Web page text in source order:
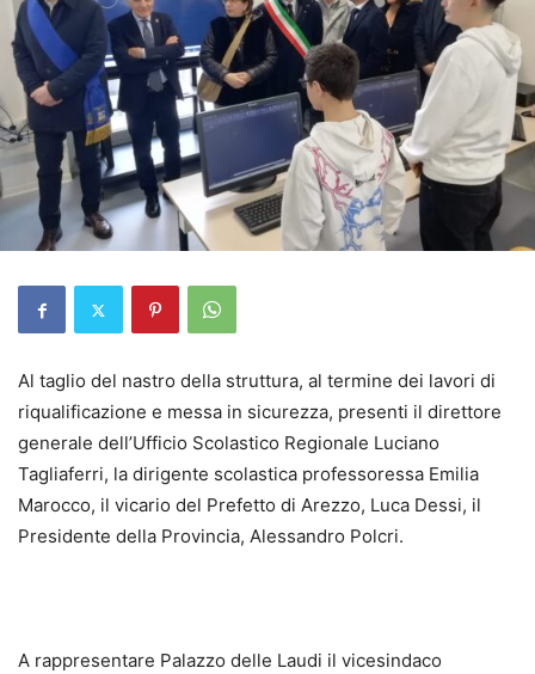
Al taglio del nastro della struttura, al termine dei lavori di
riqualificazione e messa in sicurezza, presenti il direttore
generale dell’Ufficio Scolastico Regionale Luciano
Tagliaferri, la dirigente scolastica professoressa Emilia
Marocco, il vicario del Prefetto di Arezzo, Luca Dessi, il
Presidente della Provincia, Alessandro Polcri.
A rappresentare Palazzo delle Laudi il vicesindaco